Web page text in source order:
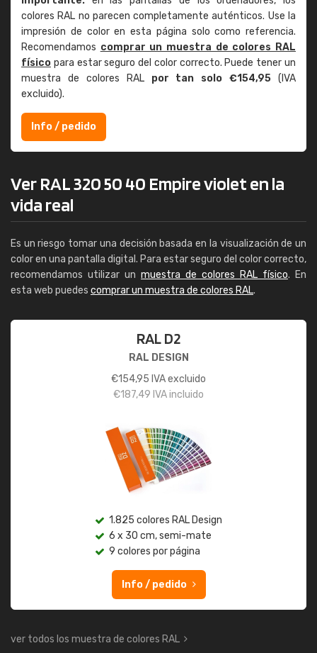
colores RAL no parecen completamente auténticos. Use la
impresión de color en esta página solo como referencia.
Recomendamos comprar un muestra de colores RAL
físico para estar seguro del color correcto. Puede tener un
muestra de colores RAL por tan solo €154,95 (IVA
excluido).
Info / pedido
Ver RAL 320 50 40 Empire violet en la
vida real
Es un riesgo tomar una decisión basada en la visualización de un
color en una pantalla digital. Para estar seguro del color correcto,
recomendamos utilizar un muestra de colores RAL físico. En
esta web puedes comprar un muestra de colores RAL.
RAL D2
RAL DESIGN
€154,95 IVA excluido
€187,49 IVA incluido
1.825 colores RAL Design
6 x 30 cm, semi-mate
9 colores por página
Info / pedido
ver todos los muestra de colores RAL